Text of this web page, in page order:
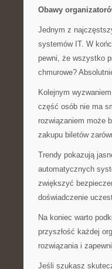
Obawy
Jednym z
systemów IT. W
pewni, że wszystko
chmurowe?
Kolejnym
część osób nie ma
rozwiązaniem może
zakupu biletów
Trendy pokazują
automatycznych
zwiększyć
doświadczenie
Na koniec warto
przyszłość każdej
rozwiązania i
Jeśli szukasz